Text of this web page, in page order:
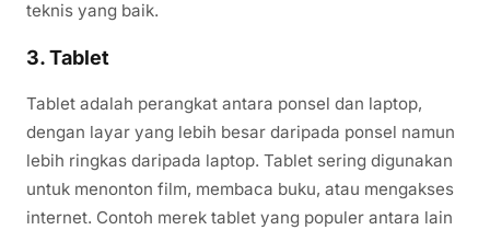
teknis yang baik.
3. Tablet
Tablet adalah perangkat antara ponsel dan laptop,
dengan layar yang lebih besar daripada ponsel namun
lebih ringkas daripada laptop. Tablet sering digunakan
untuk menonton film, membaca buku, atau mengakses
internet. Contoh merek tablet yang populer antara lain